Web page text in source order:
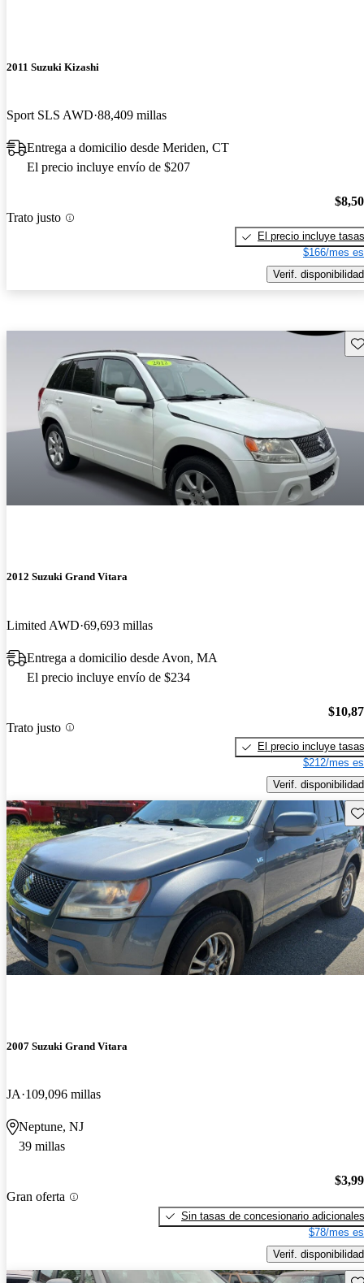
2011 Suzuki Kizashi
Sport SLS AWD 88,409 millas
Entrega a domicilio desde Meriden, CT
El precio incluye envío de $207
Trato justo
El precio incluye tasas
$166/mes
Verif. disponibilidad
2012 Suzuki Grand Vitara
Limited AWD 69,693 millas
Entrega a domicilio desde Avon, MA
El precio incluye envío de $234
Trato justo
El precio incluye tasas
$212/mes
Verif. disponibilidad
2007 Suzuki Grand Vitara
JA 109,096 millas
Neptune, NJ
39 millas
Gran oferta
Sin tasas de concesionario adicionales
$78/mes
Verif. disponibilidad